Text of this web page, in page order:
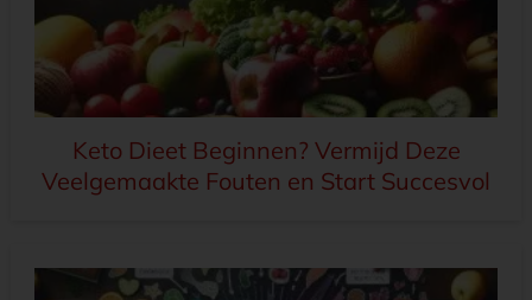
Keto Dieet Beginnen? Vermijd Deze
Veelgemaakte Fouten en Start Succesvol